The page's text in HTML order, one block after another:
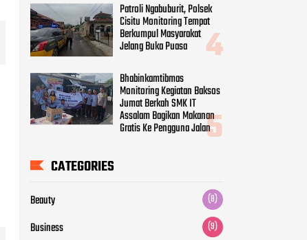
Patroli Ngabuburit, Polsek
Cisitu Monitoring Tempat
Berkumpul Masyarakat
Jelang Buka Puasa
Bhabinkamtibmas
Monitoring Kegiatan Baksos
Jumat Berkah SMK IT
Assalam Bagikan Makanan
Gratis Ke Pengguna Jalan
CATEGORIES
Beauty (8)
Business (9)